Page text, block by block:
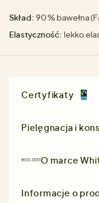
Skład: 90 % bawełna
Elastyczność: lekko
Certyfikaty
Pielęgnacja i
O marce
Informacje o